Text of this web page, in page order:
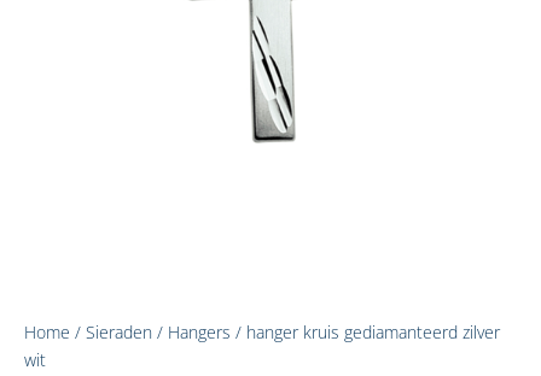
Home / Sieraden / Hangers / hanger kruis gediamanteerd zilver
wit